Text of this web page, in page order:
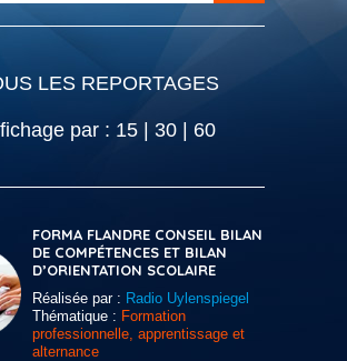
LES REPORTAGES
par : 15| 30| 60
FORMA FLANDRE CONSEIL BILAN
DE COMPÉTENCES ET BILAN
D’ORIENTATION SCOLAIRE
Réalisée par : Radio Uylenspiegel
Thématique : Formation
professionnelle, apprentissage et
alternance